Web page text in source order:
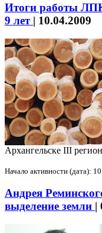
Итоги работы
9 лет | 10.04.2009
Архангельске III
Начало активности (дата):
Андрея
выделение земли |